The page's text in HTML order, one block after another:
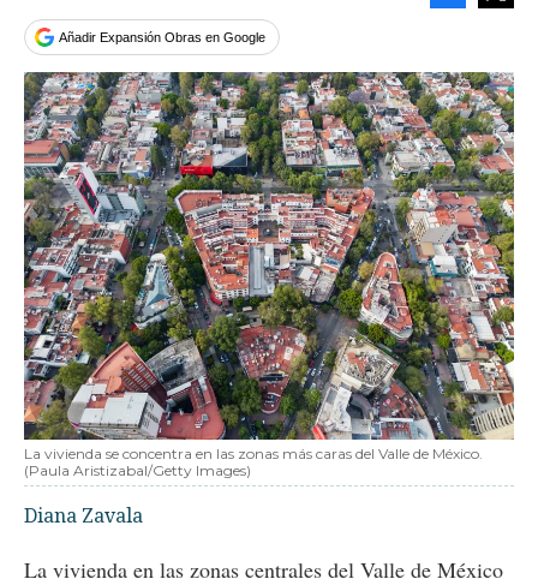
Añadir Expansión Obras en Google
La vivienda se concentra en las zonas más caras del Valle de México.
(Paula Aristizabal/Getty Images)
Diana Zavala
La vivienda en las zonas centrales del Valle de México